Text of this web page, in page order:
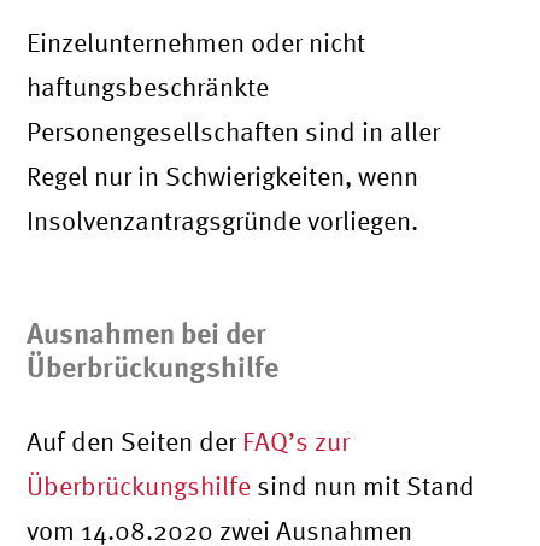
Einzelunternehmen oder nicht
haftungsbeschränkte
Personengesellschaften sind in aller
Regel nur in Schwierigkeiten, wenn
Insolvenzantragsgründe vorliegen.
Ausnahmen bei der
Überbrückungshilfe
Auf den Seiten der FAQ’s zur
Überbrückungshilfe sind nun mit Stand
vom 14.08.2020 zwei Ausnahmen